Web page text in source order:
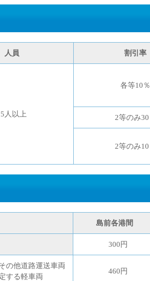
人員 割引率
人以上
各等10％
2等のみ30
2等のみ10
島前各港間
300円
の他道路運送車両
する軽車両
460円